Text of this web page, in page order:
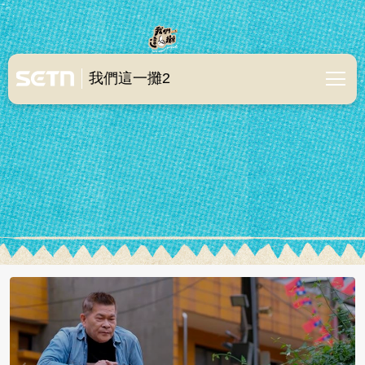
我們這一攤2
我們這一攤2
夜市外景狂出包！胡宇威「忘記給湯
品」惹怒客人 混亂慘況全被拍